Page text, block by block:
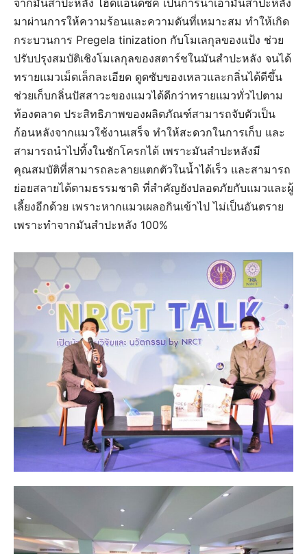
มาผ่านการให้ความร้อนและความดันที่เหมาะสม ทำให้เกิด
กระบวนการ Pregela tinization กับโมเลกุลของแป้ง ช่วย
ปรับปรุงสมบัติเชิงโมเลกุลของสตาร์ชในมันสำปะหลัง จนได้
ทรายแมวเม็ดเล็กละเอียด ดูดซับของเหลวและกลิ่นได้ดีขึ้น
ช่วยเก็บกลิ่นปัสสาวะของแมวได้ดีกว่าทรายแมวทั่วไปตาม
ท้องตลาด ประสิทธิภาพของผลิตภัณฑ์สามารถจับตัวเป็น
ก้อนหลังจากแมวใช้งานเสร็จ ทำให้สะดวกในการเก็บ และ
สามารถนำไปทิ้งในชักโครกได้ เพราะมันสำปะหลังมี
คุณสมบัติที่สามารถละลายแตกตัวในน้ำได้เร็ว และสามารถ
ย่อยสลายได้ตามธรรมชาติ ที่สำคัญยังปลอดภัยกับแมวและผู้
เลี้ยงอีกด้วย เพราะหากแมวเผลอกินเข้าไป ไม่เป็นอันตราย
เพราะทำจากมันสำปะหลัง 100%